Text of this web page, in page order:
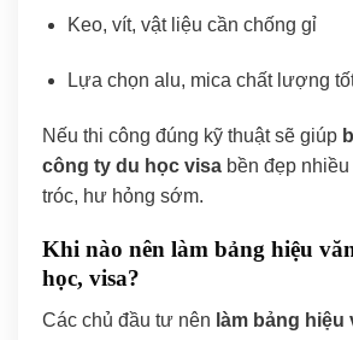
Keo, vít, vật liệu cần chống gỉ
Lựa chọn alu, mica chất lượng
Nếu thi công đúng kỹ thuật sẽ giúp
công ty du học visa bền đẹp
tróc, hư hỏng sớm.
Khi nào nên làm bảng hiệu
học, visa?
Các chủ đầu tư nên làm bảng